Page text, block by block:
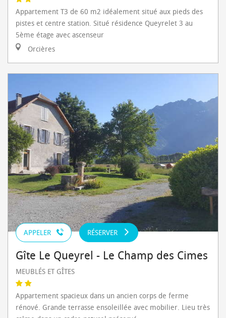
Appartement T3 de 60 m2 idéalement situé aux pieds des
pistes et centre station. Situé résidence Queyrelet 3 au
5ème étage avec ascenseur
Orcières
APPELER RÉSERVER
Gîte Le Queyrel - Le Champ des Cimes
MEUBLÉS ET GÎTES
Appartement spacieux dans un ancien corps de ferme
rénové. Grande terrasse ensoleillée avec mobilier. Lieu très